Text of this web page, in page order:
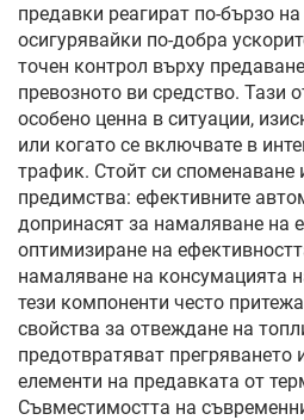
предавки реагират по-бързо
осигурявайки по-добра
точен контрол върху
превозното ви средство. Тази
особено ценна в ситуации,
или когато се включвате в
трафик. Стойт си споменаване
предимства: ефективните
допринасят за намаляване на
оптимизиране на
намаляване на консумацията
тези компоненти често
свойства за отвеждане на
предотвратяват прегряването
елементи на предавката от
Съвместимостта на